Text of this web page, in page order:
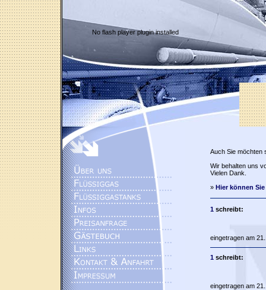
No flash player plugin installed
Auch Sie möchten
Wir behalten uns
Vielen Dank.
» Hier können
1schreibt:
eingetragen am
1schreibt:
eingetragen am